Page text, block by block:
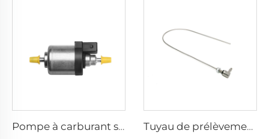
Pompe à carburant silencieuse Tuyau de prélèvement de carburant - Pour voiture et fourgon